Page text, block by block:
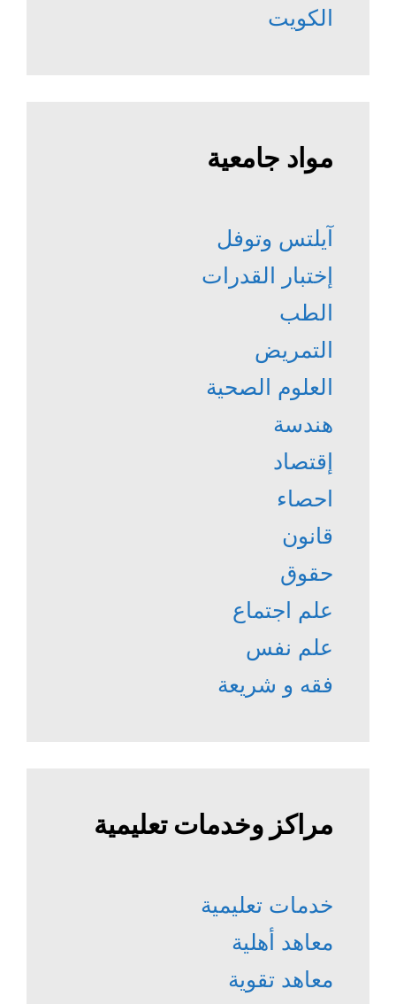
الكويت
مواد جامعية
آيلتس وتوفل
إختبار القدرات
الطب
التمريض
العلوم الصحية
هندسة
إقتصاد
احصاء
قانون
حقوق
علم اجتماع
علم نفس
فقه و شريعة
مراكز وخدمات تعليمية
خدمات تعليمية
معاهد أهلية
معاهد تقوية